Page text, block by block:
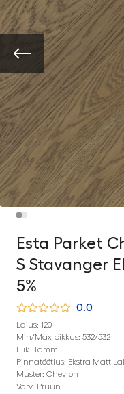
Esta Parket
S Stavanger
5%
0.0
Laius: 120
Min/Max pikkus: 532/532
Liik: Tamm
Pinnatöötlus: Ekstra Matt
Muster: Chevron
Värv: Pruun